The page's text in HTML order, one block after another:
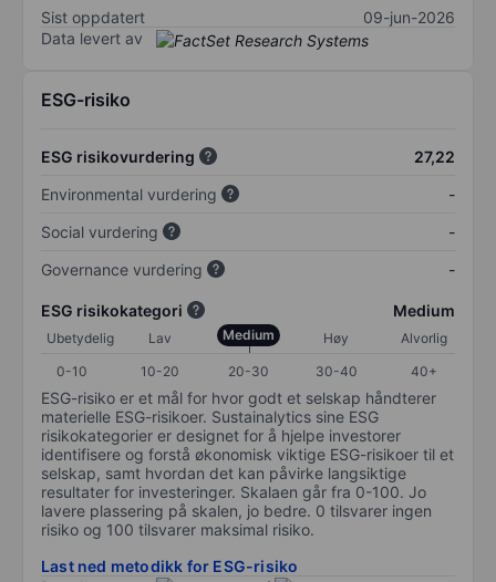
Sist oppdatert
09-jun-2026
Data levert av
ESG-risiko
ESG risikovurdering
27,22
Environmental vurdering
-
Social vurdering
-
Governance vurdering
-
ESG risikokategori Medium
Ubetydelig Lav Medium Høy
Alvorlig
0-10
10-20 20-30 30-40 40+
ESG-risiko er et mål for hvor godt et selskap håndterer
materielle ESG-risikoer. Sustainalytics sine ESG
risikokategorier er designet for å hjelpe investorer
identifisere og forstå økonomisk viktige ESG-risikoer til et
selskap, samt hvordan det kan påvirke langsiktige
resultater for investeringer. Skalaen går fra 0-100. Jo
lavere plassering på skalen, jo bedre. 0 tilsvarer ingen
risiko og 100 tilsvarer maksimal risiko.
Last ned metodikk for ESG-risiko